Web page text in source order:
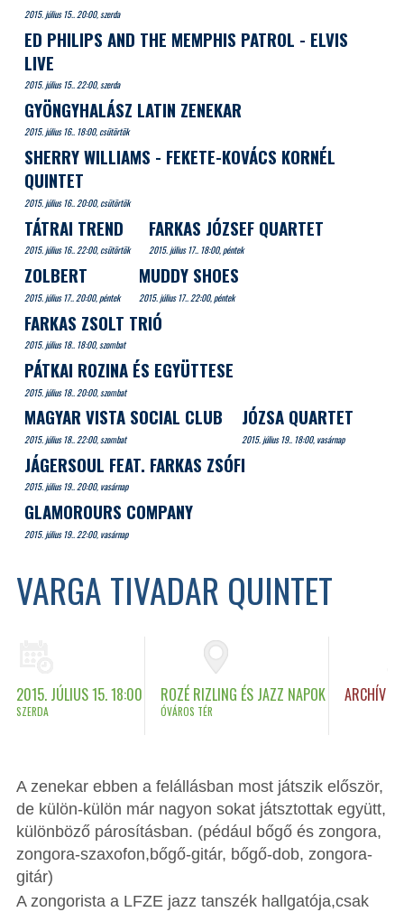
VARGA TIVADAR QUINTET
2015. JÚLIUS 15. 18:00
SZERDA
ROZÉ RIZLING ÉS JAZZ NAPOK
ÓVÁROS TÉR
ARCHÍV
A zenekar ebben a felállásban most játszik először,
de külön-külön már nagyon sokat játsztottak együtt,
különböző párosításban. (pédául bőgő és zongora,
zongora-szaxofon,bőgő-gitár, bőgő-dob, zongora-
gitár)
A zongorista a LFZE jazz tanszék hallgatója,csak
2015. július 15.. 20:00, szerda
ED PHILIPS AND THE MEMPHIS PATROL - ELVIS
LIVE
2015. július 15.. 22:00, szerda
GYÖNGYHALÁSZ LATIN ZENEKAR
2015. július 16.. 18:00, csütörtök
SHERRY WILLIAMS - FEKETE-KOVÁCS KORNÉL
QUINTET
2015. július 16.. 20:00, csütörtök
TÁTRAI TREND
2015. július 16.. 22:00, csütörtök
FARKAS JÓZSEF QUARTET
2015. július 17.. 18:00, péntek
ZOLBERT
2015. július 17.. 20:00, péntek
MUDDY SHOES
2015. július 17.. 22:00, péntek
FARKAS ZSOLT TRIÓ
2015. július 18.. 18:00, szombat
PÁTKAI ROZINA ÉS EGYÜTTESE
2015. július 18.. 20:00, szombat
MAGYAR VISTA SOCIAL CLUB
2015. július 18.. 22:00, szombat
JÓZSA QUARTET
2015. július 19.. 18:00, vasárnap
JÁGERSOUL FEAT. FARKAS ZSÓFI
2015. július 19.. 20:00, vasárnap
GLAMOROURS COMPANY
2015. július 19.. 22:00, vasárnap